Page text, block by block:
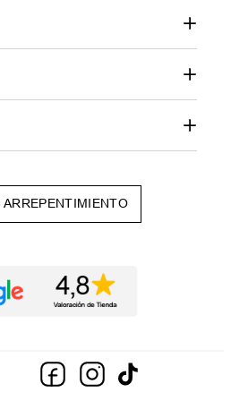
ARREPENTIMIENTO